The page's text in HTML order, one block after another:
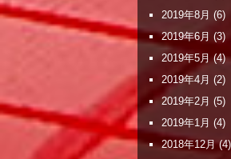
2019年8月 (6)
2019年6月 (3)
2019年5月 (4)
2019年4月 (2)
2019年2月 (5)
2019年1月 (4)
2018年12月(4)